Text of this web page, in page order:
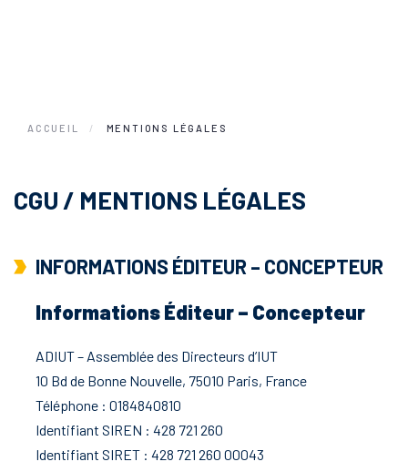
ACCUEIL MENTIONS LÉGALES
CGU / MENTIONS LÉGALES
INFORMATIONS ÉDITEUR – CONCEPTEUR
Informations Éditeur – Concepteur
ADIUT – Assemblée des Directeurs d’IUT
10 Bd de Bonne Nouvelle, 75010 Paris, France
Téléphone : 0184840810
Identifiant SIREN : 428 721 260
Identifiant SIRET : 428 721 260 00043